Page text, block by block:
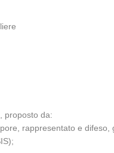
proposto da:
rappresentato e